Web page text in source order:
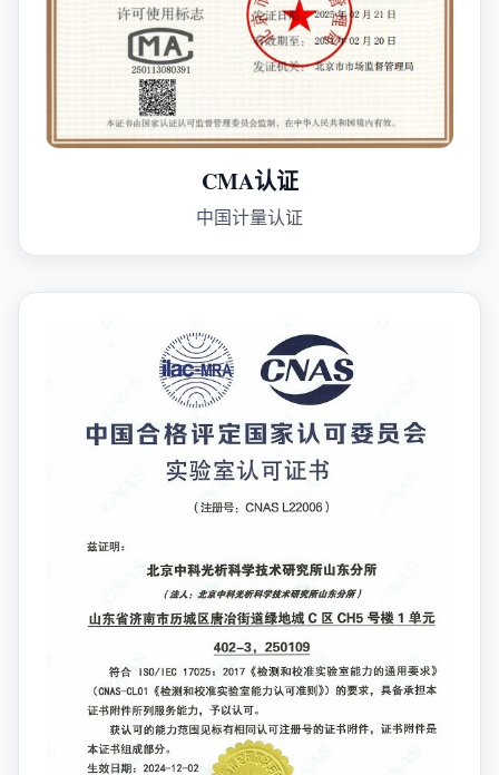
CMA认证
中国计量认证